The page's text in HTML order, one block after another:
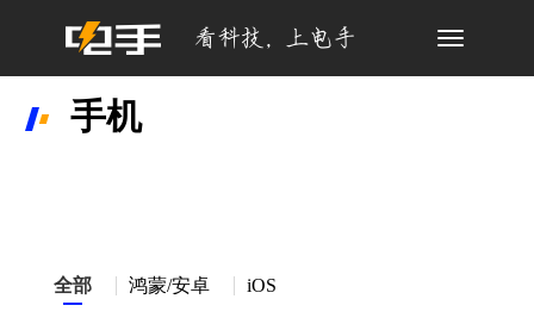
Toggle
手机
全部 鸿蒙/安卓 iOS